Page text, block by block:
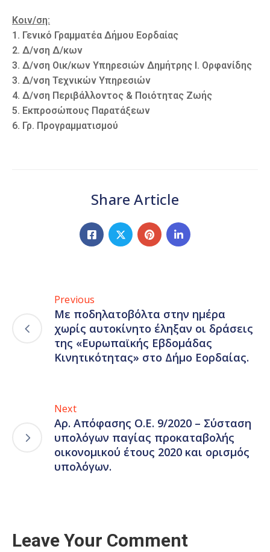
Κοιν/ση:
1. Γενικό Γραμματέα Δήμου Εορδαίας
2. Δ/νση Δ/κων
3. Δ/νση Οικ/κων Υπηρεσιών Δημήτρης I. Ορφανίδης
3. Δ/νση Τεχνικών Υπηρεσιών
4. Δ/νση Περιβάλλοντος & Ποιότητας Ζωής
5. Εκπροσώπους Παρατάξεων
6. Γρ. Προγραμματισμού
Share Article
Previous
Με ποδηλατοβόλτα στην ημέρα
χωρίς αυτοκίνητο έληξαν οι δράσεις
της «Ευρωπαϊκής Εβδομάδας
Κινητικότητας» στο Δήμο Εορδαίας.
Next
Αρ. Απόφασης Ο.Ε. 9/2020 – Σύσταση
υπολόγων παγίας προκαταβολής
οικονομικού έτους 2020 και ορισμός
υπολόγων.
Leave Your Comment